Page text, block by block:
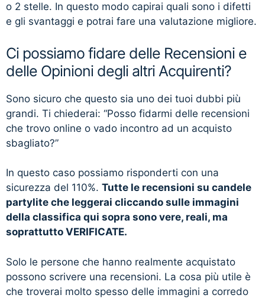
o 2 stelle. In questo modo capirai quali sono i difetti
e gli svantaggi e potrai fare una valutazione migliore.
Ci possiamo fidare delle Recensioni e
delle Opinioni degli altri Acquirenti?
Sono sicuro che questo sia uno dei tuoi dubbi più
grandi. Ti chiederai: “Posso fidarmi delle recensioni
che trovo online o vado incontro ad un acquisto
sbagliato?”
In questo caso possiamo risponderti con una
sicurezza del 110%. Tutte le recensioni su candele
partylite che leggerai cliccando sulle immagini
della classifica qui sopra sono vere, reali, ma
soprattutto VERIFICATE.
Solo le persone che hanno realmente acquistato
possono scrivere una recensioni. La cosa più utile è
che troverai molto spesso delle immagini a corredo